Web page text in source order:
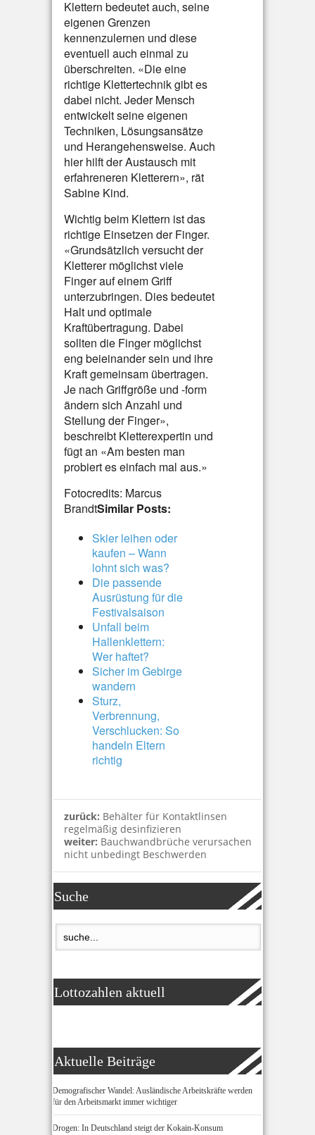
Klettern bedeutet auch, seine
eigenen Grenzen
kennenzulernen und diese
eventuell auch einmal zu
überschreiten. «Die eine
richtige Klettertechnik gibt es
dabei nicht. Jeder Mensch
entwickelt seine eigenen
Techniken, Lösungsansätze
und Herangehensweise. Auch
hier hilft der Austausch mit
erfahreneren Kletterern», rät
Sabine Kind.
Wichtig beim Klettern ist das
richtige Einsetzen der Finger.
«Grundsätzlich versucht der
Kletterer möglichst viele
Finger auf einem Griff
unterzubringen. Dies bedeutet
Halt und optimale
Kraftübertragung. Dabei
sollten die Finger möglichst
eng beieinander sein und ihre
Kraft gemeinsam übertragen.
Je nach Griffgröße und -form
ändern sich Anzahl und
Stellung der Finger»,
beschreibt Kletterexpertin und
fügt an «Am besten man
probiert es einfach mal aus.»
Fotocredits: Marcus
BrandtSimilar Posts:
Skier leihen oder
kaufen – Wann
lohnt sich was?
Die passende
Ausrüstung für die
Festivalsaison
Unfall beim
Hallenklettern:
Wer haftet?
Sicher im Gebirge
wandern
Sturz,
Verbrennung,
Verschlucken: So
handeln Eltern
richtig
zurück: Behälter für Kontaktlinsen
regelmäßig desinfizieren
weiter: Bauchwandbrüche verursachen
nicht unbedingt Beschwerden
Suche
Lottozahlen aktuell
Aktuelle Beiträge
Demografischer Wandel: Ausländische Arbeitskräfte werden
für den Arbeitsmarkt immer wichtiger
Drogen: In Deutschland steigt der Kokain-Konsum